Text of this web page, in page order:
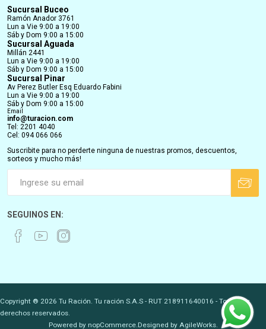
Sucursal Buceo
Ramón Anador 3761
Lun a Vie 9:00 a 19:00
Sáb y Dom 9:00 a 15:00
Sucursal Aguada
Millán 2441
Lun a Vie 9:00 a 19:00
Sáb y Dom 9:00 a 15:00
Sucursal Pinar
Av Perez Butler Esq Eduardo Fabini
Lun a Vie 9:00 a 19:00
Sáb y Dom 9:00 a 15:00
Email
info@turacion.com
Tel: 2201 4040
Cel: 094 066 066
Suscribite para no perderte ninguna de nuestras promos, descuentos,
sorteos y mucho más!
SEGUINOS EN:
Copyright ® 2026 Tu Ración. Tu ración S.A.S - RUT 218911640016 - Todos los
derechos reservados.
Powered by nopCommerce.Designed by AgileWorks.